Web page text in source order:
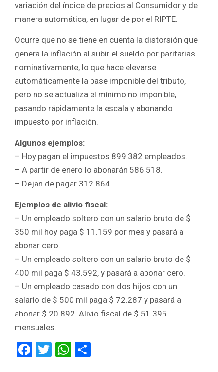
variación del índice de precios al Consumidor y de
manera automática, en lugar de por el RIPTE.
Ocurre que no se tiene en cuenta la distorsión que
genera la inflación al subir el sueldo por paritarias
nominativamente, lo que hace elevarse
automáticamente la base imponible del tributo,
pero no se actualiza el mínimo no imponible,
pasando rápidamente la escala y abonando
impuesto por inflación.
Algunos ejemplos:
– Hoy pagan el impuestos 899.382 empleados.
– A partir de enero lo abonarán 586.518.
– Dejan de pagar 312.864.
Ejemplos de alivio fiscal:
– Un empleado soltero con un salario bruto de $
350 mil hoy paga $ 11.159 por mes y pasará a
abonar cero.
– Un empleado soltero con un salario bruto de $
400 mil paga $ 43.592, y pasará a abonar cero.
– Un empleado casado con dos hijos con un
salario de $ 500 mil paga $ 72.287 y pasará a
abonar $ 20.892. Alivio fiscal de $ 51.395
mensuales.
F
T
W